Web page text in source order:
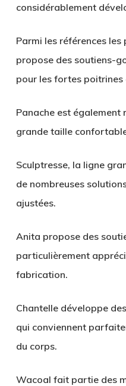
considérablement
Parmi les références les
propose des soutiens-
pour les fortes poitrines
Panacheest également
grande taille
Sculptresse, la ligne
de nombreuses
ajustées.
Anita propose des
particulièrement
fabrication.
Chantelledéveloppe
qui conviennent
du corps.
Wacoal fait partie des